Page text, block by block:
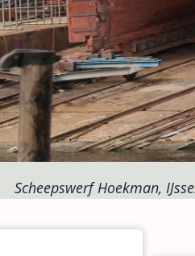
Scheepswerf Hoekman,